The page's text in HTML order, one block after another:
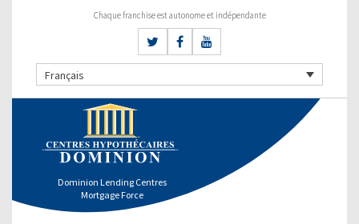
Chaque franchise est autonome et indépendante
Français
Dominion Lending Centres
Mortgage Force